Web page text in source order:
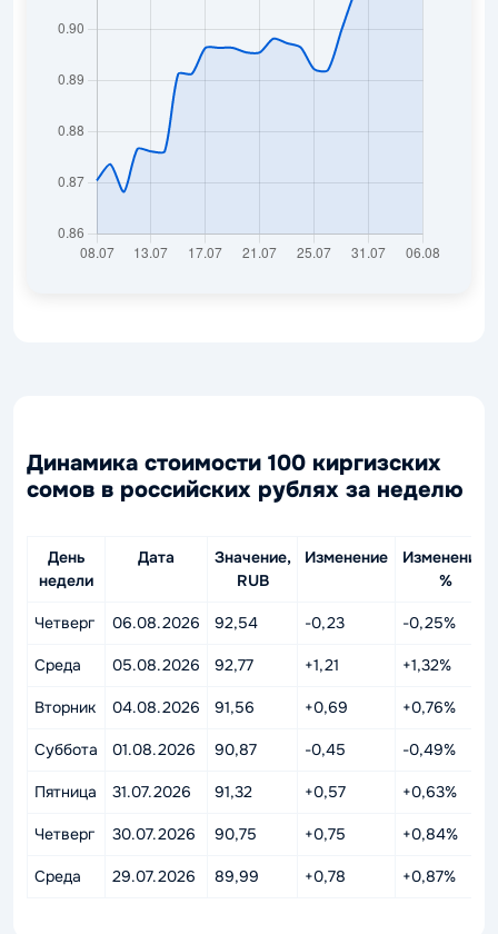
Динамика стоимости 100 киргизских
сомов в российских рублях за неделю
День
недели
Дата
Значение,
RUB
Изменение
Изменение,
%
Четверг 06.08.2026 92,54 -0,23 -0,25%
Среда 05.08.2026 92,77 +1,21 +1,32%
Вторник 04.08.2026 91,56 +0,69 +0,76%
Суббота 01.08.2026 90,87 -0,45 -0,49%
Пятница 31.07.2026 91,32 +0,57 +0,63%
Четверг 30.07.2026 90,75 +0,75 +0,84%
Среда 29.07.2026 89,99 +0,78 +0,87%